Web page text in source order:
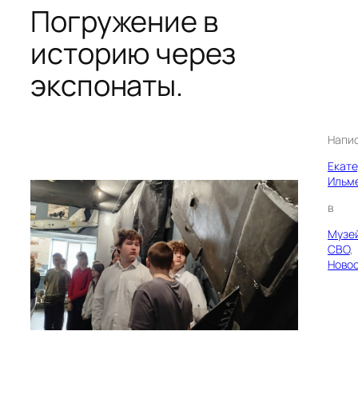
Погружение в
историю через
экспонаты.
в
СВО